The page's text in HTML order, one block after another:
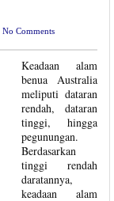
No Comments
Keadaan alam
benua Australia
meliputi dataran
rendah, dataran
tinggi, hingga
pegunungan.
Berdasarkan
tinggi rendah
daratannya,
keadaan alam